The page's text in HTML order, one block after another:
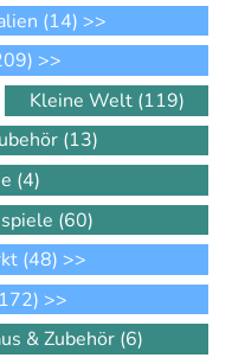
(14) >>
>>
Kleine Welt (119)
(13)
(4)
(60)
(48) >>
>>
& Zubehör (6)